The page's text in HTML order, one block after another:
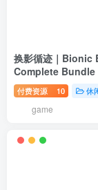
换影循迹｜Bionic
Complete Bundle
文-v1.3.5.2｜
付费资源 10 休
game